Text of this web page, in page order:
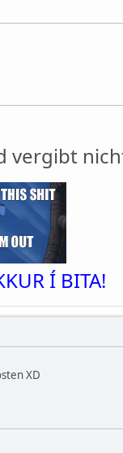
vergibt
Í BITA!
XD